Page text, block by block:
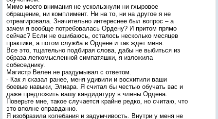
Мимо моего внимания не ускользнули ни гхыровое
обращение, ни комплимент. Ни на то, ни на другое я не
отреагировала. Значительно интереснее был вопрос – а
зачем я вообще потребовалась Ордену? И притом прямо
сейчас? Если не ошибаюсь, осталось несколько месяцев
практики, а потом служба в Ордене и так ждет меня.
Все это, тщательно подбирая слова, дабы не выбиться из
образа легкомысленной симпатяшки, я изложила
собеседнику.
Магистр Велен не раздумывал с ответом.
- Как я сказал ранее, меня удивили и восхитили ваши
боевые навыки, Элиара. Я считал бы честью обучать вас и
даже предложить вашу кандидатуру в члены Ордена.
Поверьте мне, такое случается крайне редко, но считаю, что
это вполне оправданно.
Я изобразила колебания и задумчивость. Внутри у меня не